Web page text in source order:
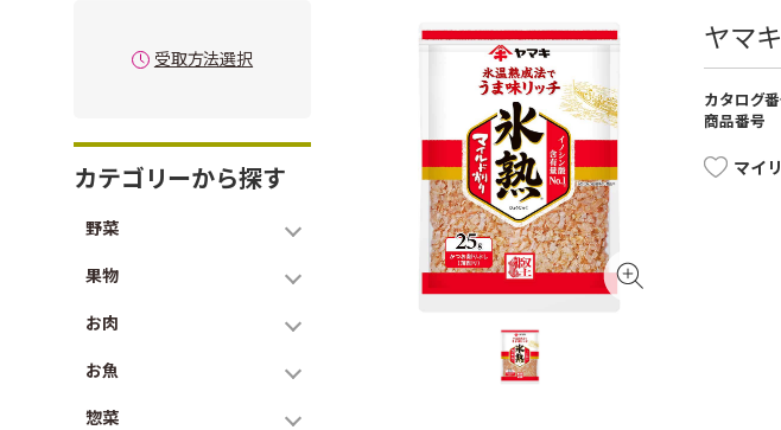
受取方法選択
カテゴリーから探す
野菜
果物
お肉
お魚
惣菜
ヤマ
カタログ
商品番号
マイ